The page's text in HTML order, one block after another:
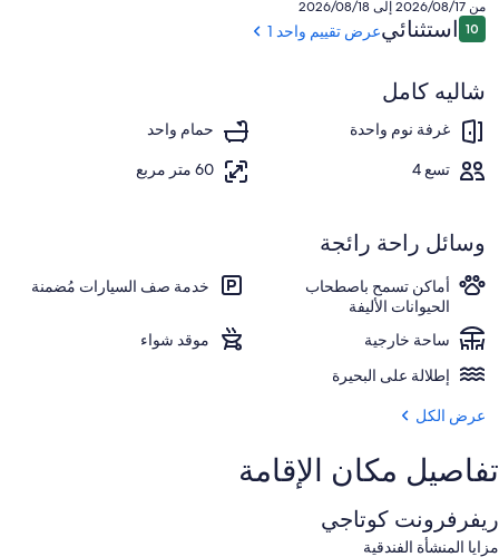
المنطقة المحيطة بالمنشأة
AED
416
من 2026/08/17 إلى 2026/08/18
التقييمات
10
10 من 10 استثنائيعرض تقييم واحد 1
شاليه كامل
غرفة نوم واحدة
حمام واحد
تسع 4
60 متر مربع
وسائل راحة رائجة
أماكن تسمح باصطحاب
الحيوانات الأليفة
خدمة صف السيارات مُضمنة
ساحة خارجية
موقد شواء
إطلالة على البحيرة
عرض الكل
تفاصيل مكان الإقامة
ريفرفرونت كوتاجي
مزايا المنشأة الفندقية